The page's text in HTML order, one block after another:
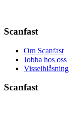
Scanfast
Om Scanfast
Jobba hos oss
Visselblåsning
Scanfast